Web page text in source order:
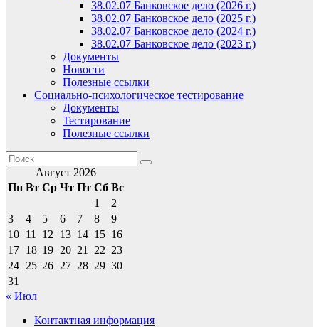
38.02.07 Банковское дело (2026 г.)
38.02.07 Банковское дело (2025 г.)
38.02.07 Банковское дело (2024 г.)
38.02.07 Банковское дело (2023 г.)
Документы
Новости
Полезные ссылки
Социально-психологическое тестирование
Документы
Тестирование
Полезные ссылки
Август 2026
Пн Вт Ср Чт Пт Сб Вс
1
2
3
4 5 6 7 8
9
10 11 12 13 14 15 16
17 18 19 20 21 22 23
24 25 26 27 28 29 30
31
« Июл
Контактная информация